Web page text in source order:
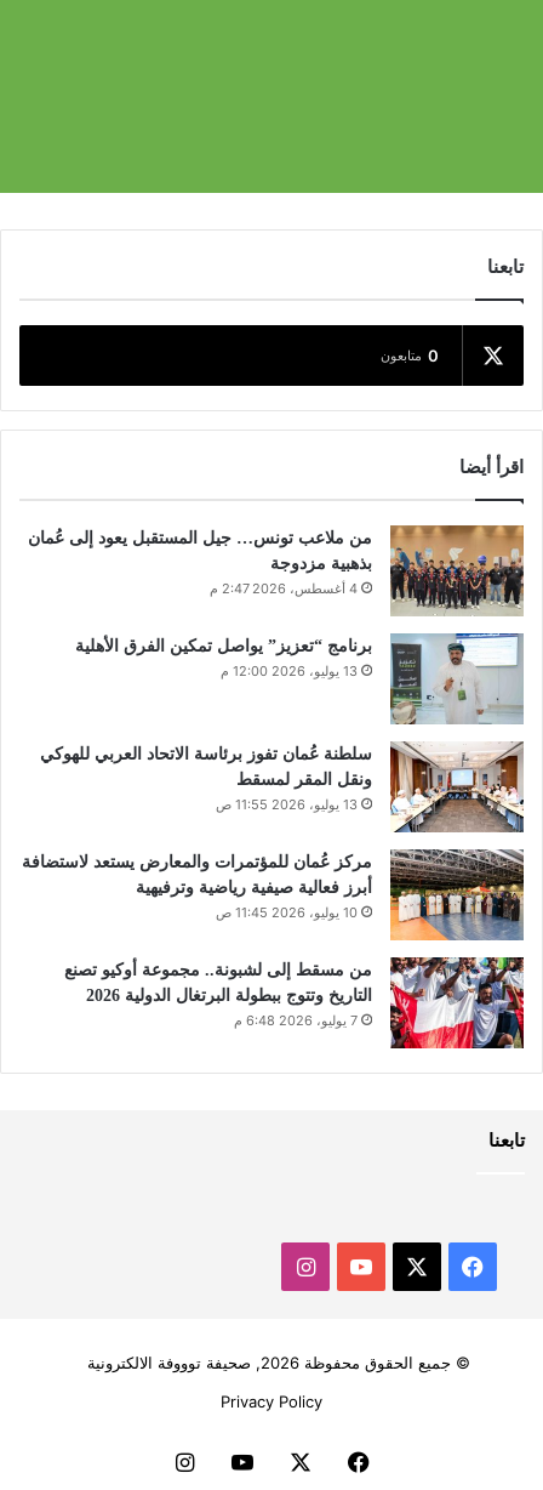
تابعنا
0 متابعون
اقرأ أيضا
من ملاعب تونس… جيل المستقبل يعود إلى عُمان
بذهبية مزدوجة
4 أغسطس، 2026 2:47 م
برنامج “تعزيز” يواصل تمكين الفرق الأهلية
13 يوليو، 2026 12:00 م
سلطنة عُمان تفوز برئاسة الاتحاد العربي للهوكي
ونقل المقر لمسقط
13 يوليو، 2026 11:55 ص
مركز عُمان للمؤتمرات والمعارض يستعد لاستضافة
أبرز فعالية صيفية رياضية وترفيهية
10 يوليو، 2026 11:45 ص
من مسقط إلى لشبونة.. مجموعة أوكيو تصنع
التاريخ وتتوج ببطولة البرتغال الدولية 2026
7 يوليو، 2026 6:48 م
تابعنا
فيسبوك ‫YouTubeانستقرام
© جميع الحقوق محفوظة 2026, صحيفة توووفة الالكترونية
Privacy Policy
فيسبوك ‫YouTubeانستقرام